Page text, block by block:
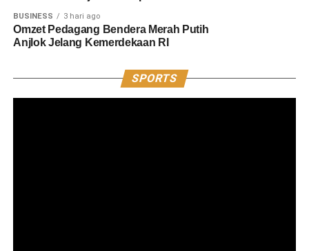
BUSINESS 3 hari ago
Omzet Pedagang Bendera Merah Putih
Anjlok Jelang Kemerdekaan RI
SPORTS